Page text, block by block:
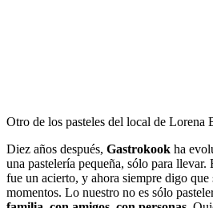
Otro de los pasteles del local de Lorena
Diez años después, Gastrokook ha
una pastelería pequeña, sólo para
fue un acierto, y ahora siempre digo que
momentos. Lo nuestro no es sólo